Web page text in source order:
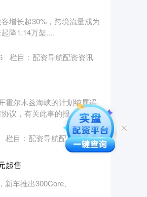
增长超30%，跨境流量成为
降1.14万架....
栏目： 配资导航配资资讯
霍尔木兹海峡的计划纯属谣
议，有关此事的报....
栏目： 配资导航配资资讯
起售
车推出300Core、